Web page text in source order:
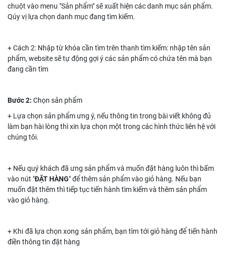
chuột vào menu "Sản phẩm" sẽ xuất hiện các danh mục sản phẩm.
Qúy vị lựa chọn danh mục đang tìm kiếm.
+ Cách 2: Nhập từ khóa cần tìm trên thanh tìm kiếm: nhập tên sản
phẩm, website sẽ tự động gợi ý các sản phẩm có chứa tên mà bạn
đang cần tìm
Bước 2: Chọn sản phẩm
+ Lựa chọn sản phẩm ưng ý, nếu thông tin trong bài viết không đủ
làm bạn hài lòng thì xin lựa chọn một trong các hình thức liên hệ với
chúng tôi.
+ Nếu quý khách đã ưng sản phẩm và muốn đặt hàng luôn thì bấm
vào nút "ĐẶT HÀNG" để thêm sản phẩm vào giỏ hàng. Nếu bạn
muốn đặt thêm thì tiếp tục tiến hành tìm kiếm và thêm sản phẩm
vào giỏ hàng.
+ Khi đã lựa chọn xong sản phẩm, bạn tìm tới giỏ hàng để tiến hành
điền thông tin đặt hàng